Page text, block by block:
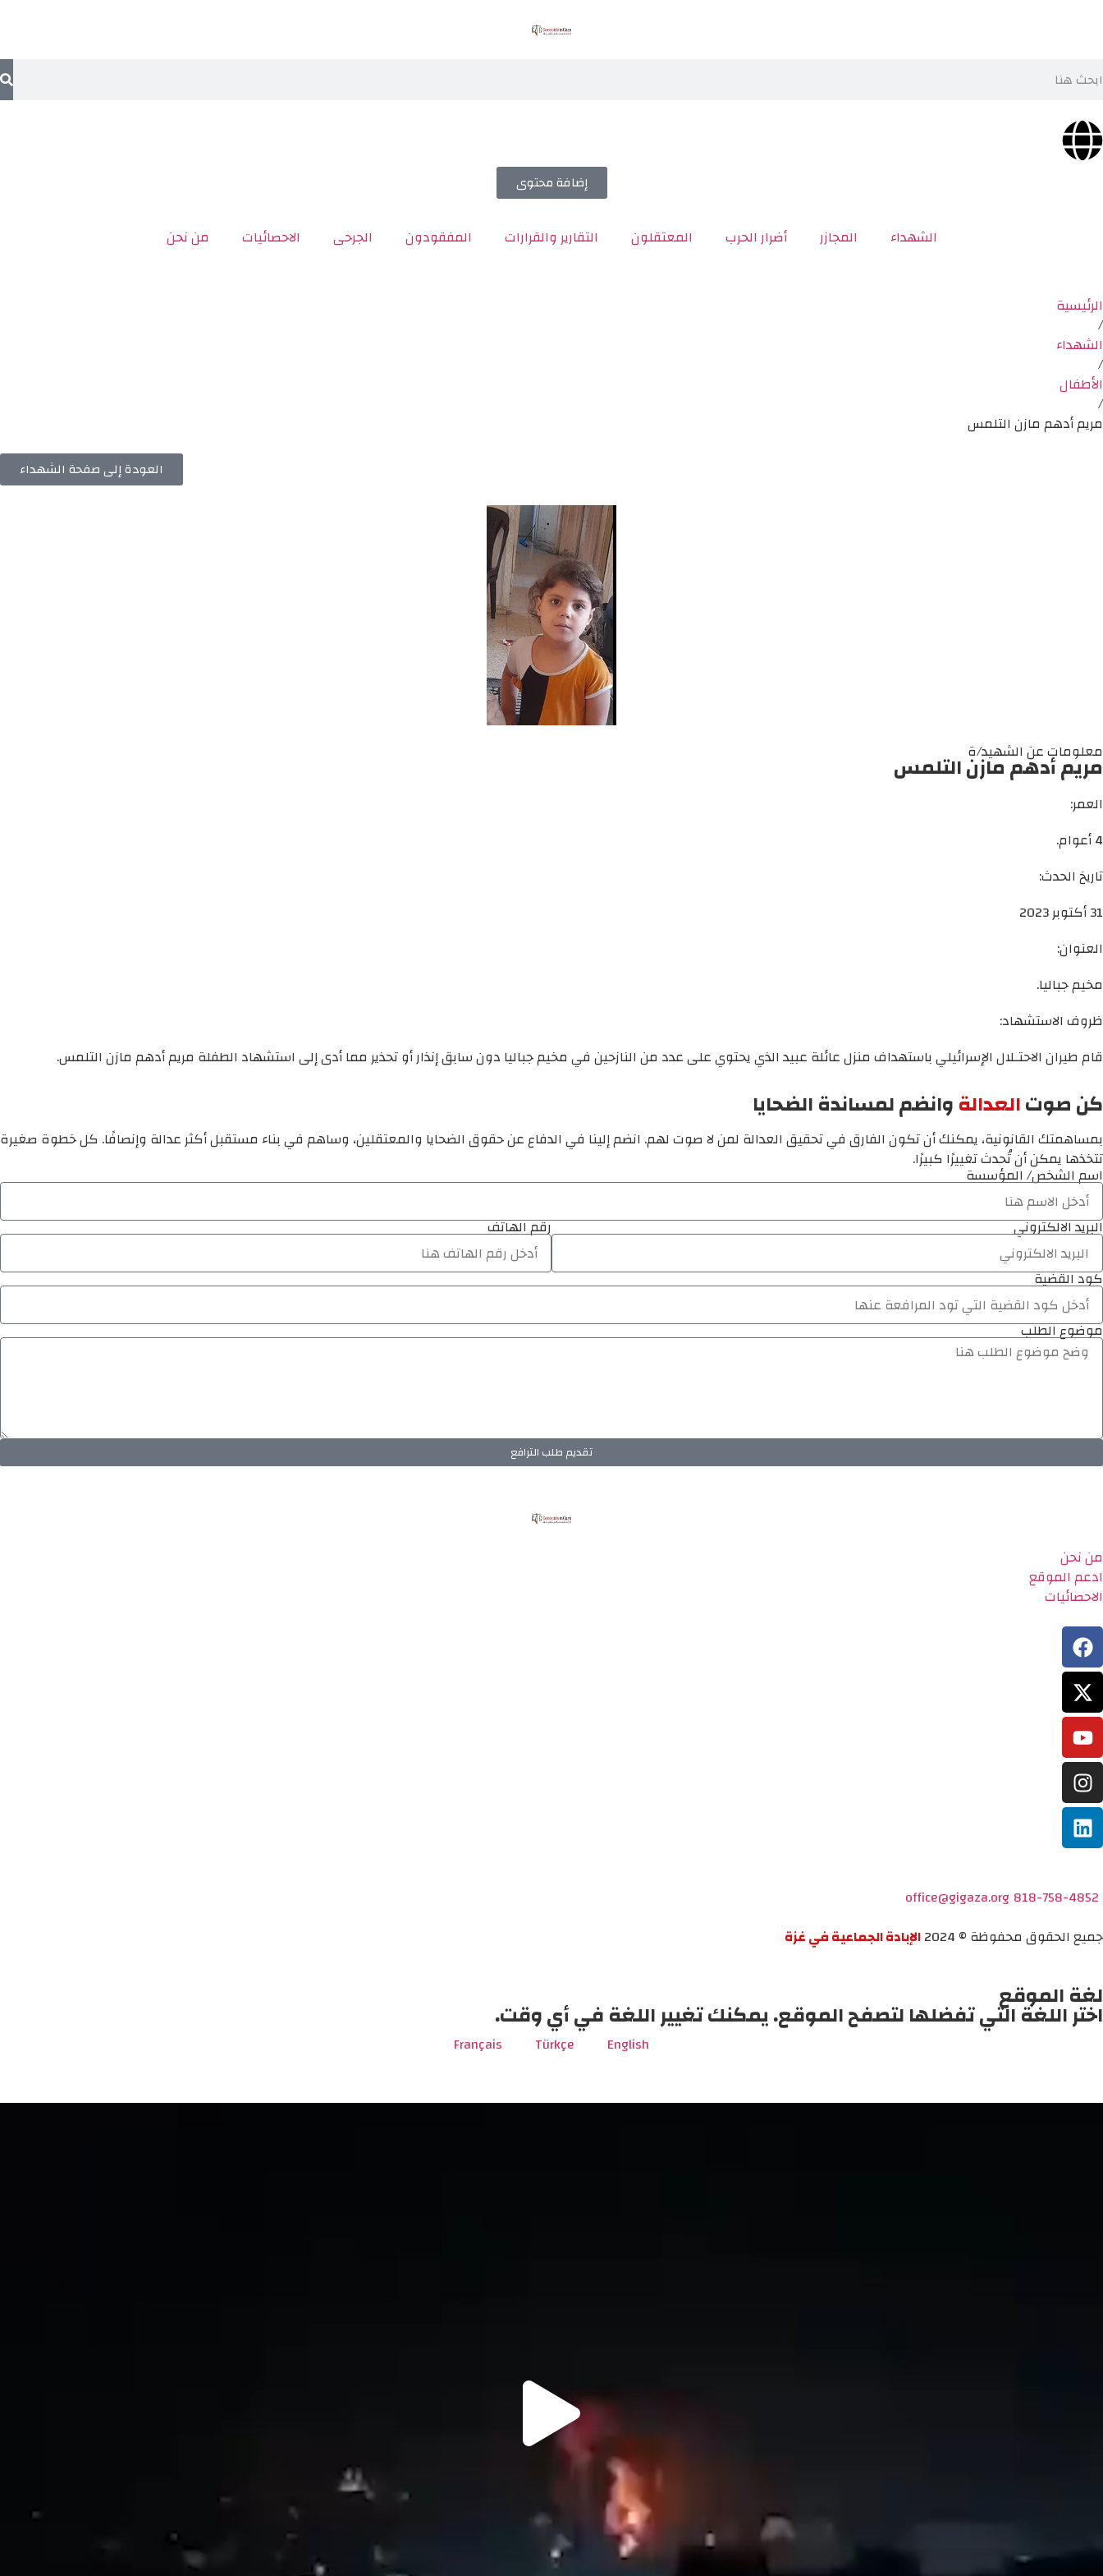
إضافة محتوى
الشهداء المجازر أضرار الحرب المعتقلون التقارير والقرارات المفقودون الجرحى الاحصائيات من نحن
الرئيسية
/
الشهداء
/
الأطفال
/
مريم أدهم مازن التلمس
العودة إلى صفحة الشهداء
معلومات عن الشهيد/ة
مريم أدهم مازن التلمس
العمر:
4 أعوام.
تاريخ الحدث:
31 أكتوبر 2023
العنوان:
مخيم جباليا.
ظروف الاستشهاد:
قام طيران الاحتـلال الإسرائيلي باستهداف منزل عائلة عبيد الذي يحتوي على عدد من النازحين في مخيم جباليا دون سابق إنذار أو تحذير مما أدى إلى استشهاد الطفلة مريم أدهم مازن التلمس.
كن صوتالعدالةوانضم لمساندة الضحايا
بمساهمتك القانونية، يمكنك أن تكون الفارق في تحقيق العدالة لمن لا صوت لهم. انضم إلينا في الدفاع عن حقوق الضحايا والمعتقلين، وساهم في بناء مستقبل أكثر عدالة وإنصافًا. كل خطوة صغيرة
تتخذها يمكن أن تُحدث تغييرًا كبيرًا.
اسم الشخص/ المؤسسة
البريد الالكتروني رقم الهاتف
كود القضية
موضوع الطلب
تقديم طلب الترافع
من نحن
ادعم الموقع
الاحصائيات
818-758-4852
office@gigaza.org
جميع الحقوق محفوظة © 2024
الإبادة الجماعية في غزة
لغة الموقع
اختر اللغة التي تفضلها لتصفح الموقع. يمكنك تغيير اللغة في أي وقت.
English
Türkçe
Français